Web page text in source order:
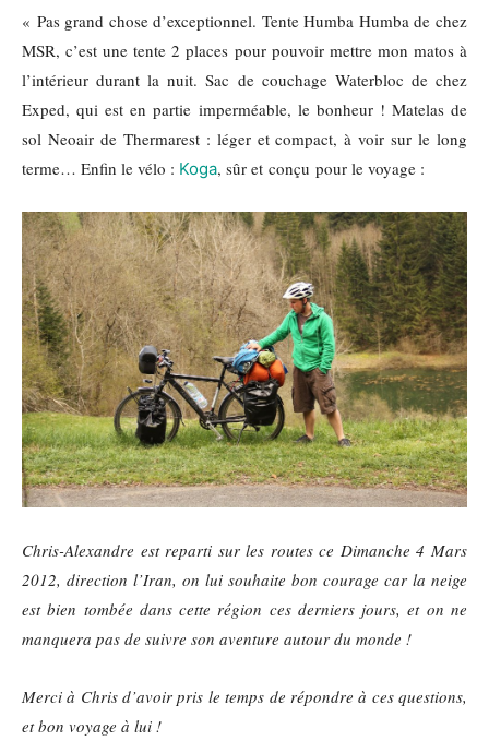
« Pas grand chose d’exceptionnel. Tente Humba Humba de chez
MSR, c’est une tente 2 places pour pouvoir mettre mon matos à
l’intérieur durant la nuit. Sac de couchage Waterbloc de chez
Exped, qui est en partie imperméable, le bonheur ! Matelas de
sol Neoair de Thermarest : léger et compact, à voir sur le long
terme… Enfin le vélo : Koga, sûr et conçu pour le voyage :
Chris-Alexandre est reparti sur les routes ce Dimanche 4 Mars
2012, direction l’Iran, on lui souhaite bon courage car la neige
est bien tombée dans cette région ces derniers jours, et on ne
manquera pas de suivre son aventure autour du monde !
Merci à Chris d’avoir pris le temps de répondre à ces questions,
et bon voyage à lui !